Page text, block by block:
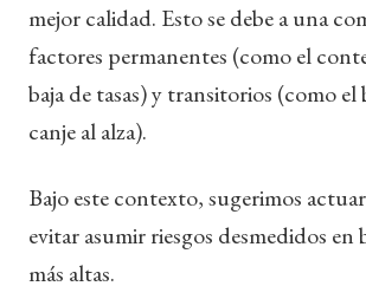
mejor calidad. Esto se debe a una
factores permanentes (como el
baja de tasas) y transitorios (como
canje al alza).
Bajo este contexto, sugerimos
evitar asumir riesgos desmedidos en
más altas.